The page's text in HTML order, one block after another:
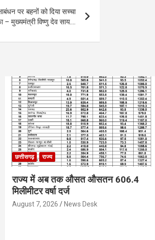
पर बहनों को दिया सच्चा
– मुख्यमंत्री विष्णु देव साय….
छत्तीसगढ़ राज्य
राज्य में अब तक औसत औसतन 606.4
मिलीमीटर वर्षा दर्ज
August 7, 2026 News Desk